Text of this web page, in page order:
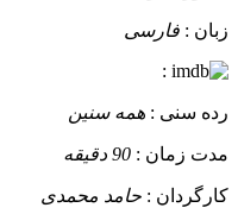
زبان : فارسی
:
رده سنی : همه سنین
مدت زمان : 90 دقیقه
کارگردان : حامد محمدی